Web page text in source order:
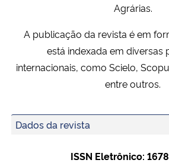
Ministério do Desenvolvimento Regional
Controladoria-Geral da União
Agrárias.
A publicação da revista é em
está indexada em diversas
internacionais, como Scielo,
entre outros.
Dados da revista
ISSN Eletrônico: